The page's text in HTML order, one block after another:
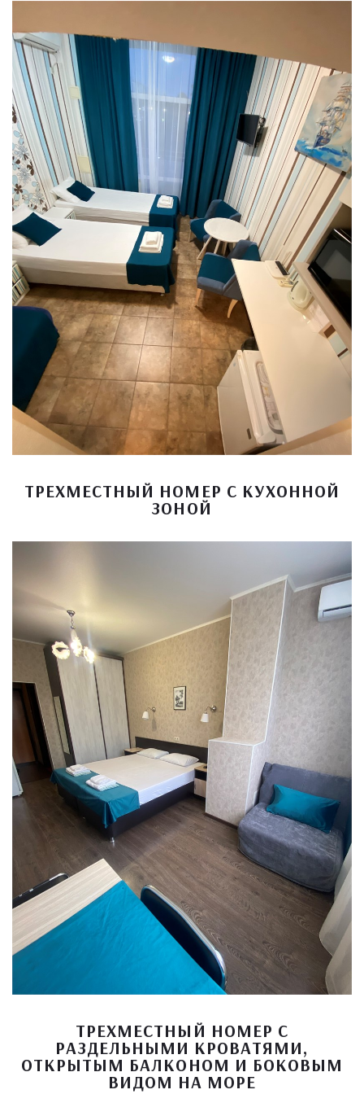
ТРЕХМЕСТНЫЙ НОМЕР С КУХОННОЙ
ЗОНОЙ
ТРЕХМЕСТНЫЙ НОМЕР С
РАЗДЕЛЬНЫМИ КРОВАТЯМИ,
ОТКРЫТЫМ БАЛКОНОМ И БОКОВЫМ
ВИДОМ НА МОРЕ